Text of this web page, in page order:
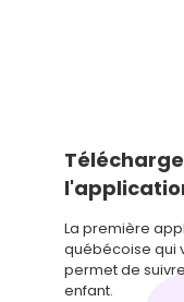
La première
québécoise qui
permet de
enfant.